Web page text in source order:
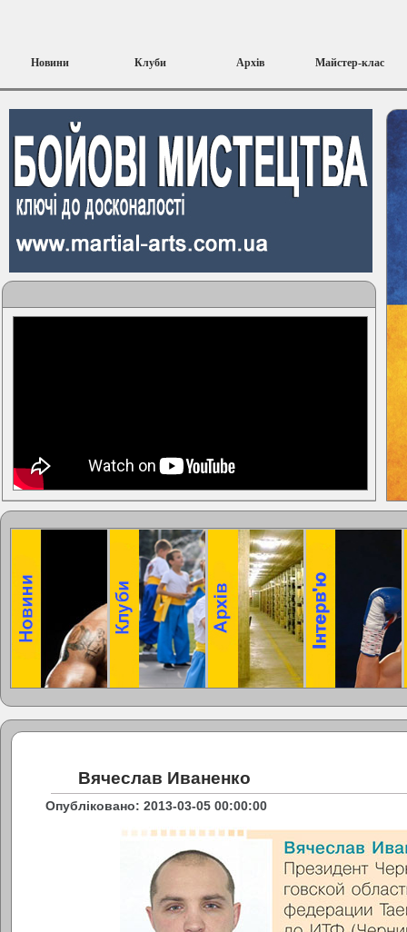
Новини Клуби Архів Майстер-клас
Вячеслав Иваненко
Опубліковано: 2013-03-05 00:00:00